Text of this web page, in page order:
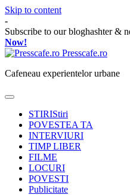
Skip to content
-
Subscribe to our bloghashter &
Now!
Presscafe.ro
Cafeneau experientelor urbane
STIRIStiri
POVESTEA TA
INTERVIURI
TIMP LIBER
FILME
LOCURI
POVESTI
Publicitate